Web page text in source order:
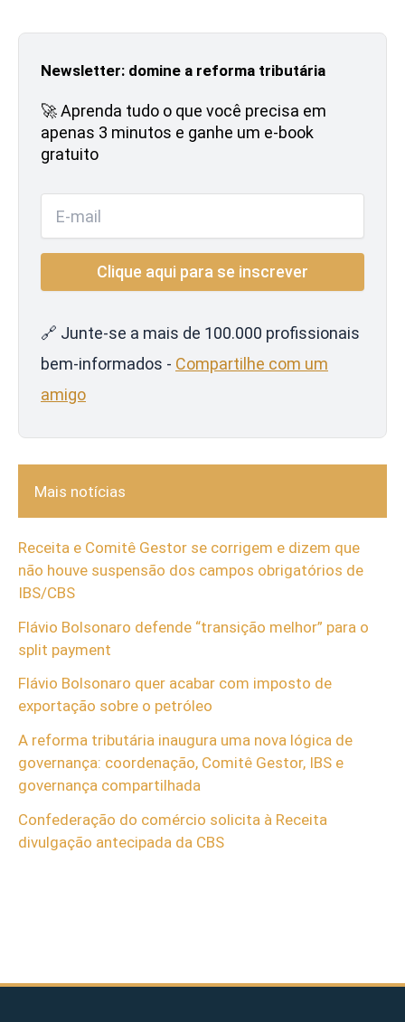
Newsletter: domine a reforma tributária
🚀 Aprenda tudo o que você precisa em
apenas 3 minutos e ganhe um e-book
gratuito
🔗 Junte-se a mais de 100.000 profissionais
bem-informados - Compartilhe com um
amigo
Mais notícias
Receita e Comitê Gestor se corrigem e dizem que
não houve suspensão dos campos obrigatórios de
IBS/CBS
Flávio Bolsonaro defende “transição melhor” para o
split payment
Flávio Bolsonaro quer acabar com imposto de
exportação sobre o petróleo
A reforma tributária inaugura uma nova lógica de
governança: coordenação, Comitê Gestor, IBS e
governança compartilhada
Confederação do comércio solicita à Receita
divulgação antecipada da CBS